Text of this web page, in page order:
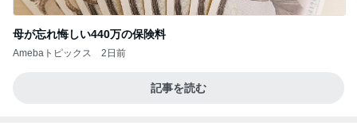
母が忘れ悔しい440万の保険料
Amebaトピックス 2日前
記事を読む